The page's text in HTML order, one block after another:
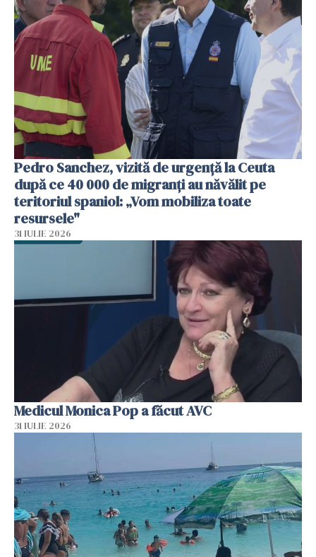
Pedro Sanchez, vizită de urgență la Ceuta
după ce 40 000 de migranți au năvălit pe
teritoriul spaniol: „Vom mobiliza toate
resursele"
31 IULIE 2026
Medicul Monica Pop a făcut AVC
31 IULIE 2026